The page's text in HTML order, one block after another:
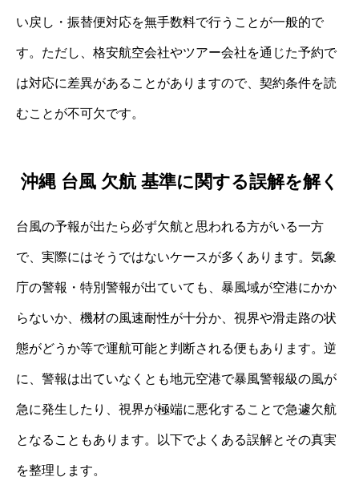
い戻し・振替便対応を無手数料で行うことが一般的で
す。ただし、格安航空会社やツアー会社を通じた予約で
は対応に差異があることがありますので、契約条件を読
むことが不可欠です。
沖縄 台風 欠航 基準に関する誤解を解く
台風の予報が出たら必ず欠航と思われる方がいる一方
で、実際にはそうではないケースが多くあります。気象
庁の警報・特別警報が出ていても、暴風域が空港にかか
らないか、機材の風速耐性が十分か、視界や滑走路の状
態がどうか等で運航可能と判断される便もあります。逆
に、警報は出ていなくとも地元空港で暴風警報級の風が
急に発生したり、視界が極端に悪化することで急遽欠航
となることもあります。以下でよくある誤解とその真実
を整理します。